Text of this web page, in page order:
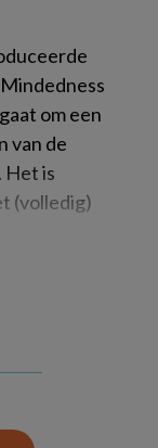
om een
van de
Het is
(volledig)